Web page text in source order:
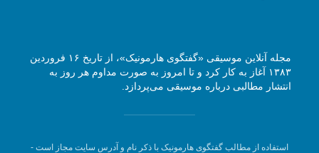
مجله آنلاین موسیقی «گفتگوی هارمونیک»، از تاریخ ۱۶ فروردین
۱۳۸۳ آغاز به کار کرد و تا امروز به صورت مداوم هر روز به
انتشار مطالبی درباره موسیقی می‌پردازد.
استفاده از مطالب گفتگوی هارمونیک با ذکر نام و آدرس سایت مجاز است -